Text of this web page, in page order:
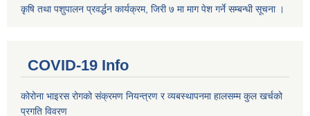
कृषि तथा पशुपालन प्रवर्द्धन कार्यक्रम, जिरी ७ मा माग पेश गर्ने सम्बन्धी सूचना ।
COVID-19 Info
कोरोना भाइरस रोगको संक्रमण नियन्त्रण र व्यबस्थापनमा हालसम्म कुल खर्चको
प्रगति विवरण